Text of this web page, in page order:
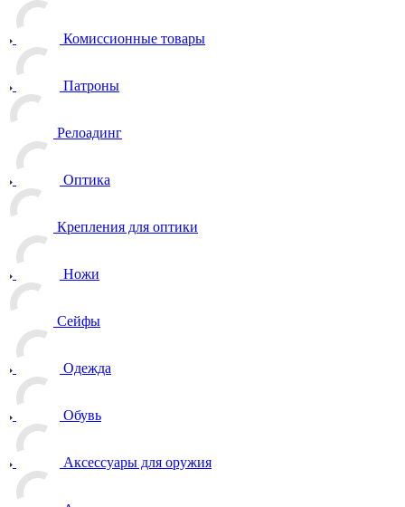
Комиссионные товары
Патроны
Релоадинг
Оптика
Крепления для оптики
Ножи
Сейфы
Одежда
Обувь
Аксессуары для оружия